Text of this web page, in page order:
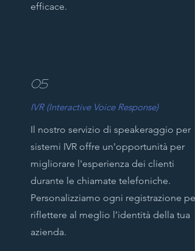
efficace.
05
IVR (Interactive Voice Response)
Il nostro servizio di speakeraggio per
sistemi IVR offre un'opportunità per
migliorare l'esperienza dei clienti
durante le chiamate telefoniche.
Personalizziamo ogni registrazione per
riflettere al meglio l’identità della tua
azienda.